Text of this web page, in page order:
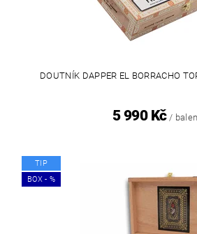
DOUTNÍK DAPPER EL BORRACHO
5 990 Kč /
TIP
BOX - %